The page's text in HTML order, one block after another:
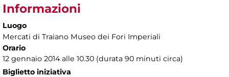
Informazioni
Luogo
Mercati di Traiano Museo dei Fori Imperiali
Orario
12 gennaio 2014 alle 10.30 (durata 90 minuti circa)
Biglietto iniziativa